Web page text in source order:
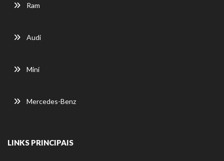
Ram
Audi
Mini
Mercedes-Benz
LINKS PRINCIPAIS